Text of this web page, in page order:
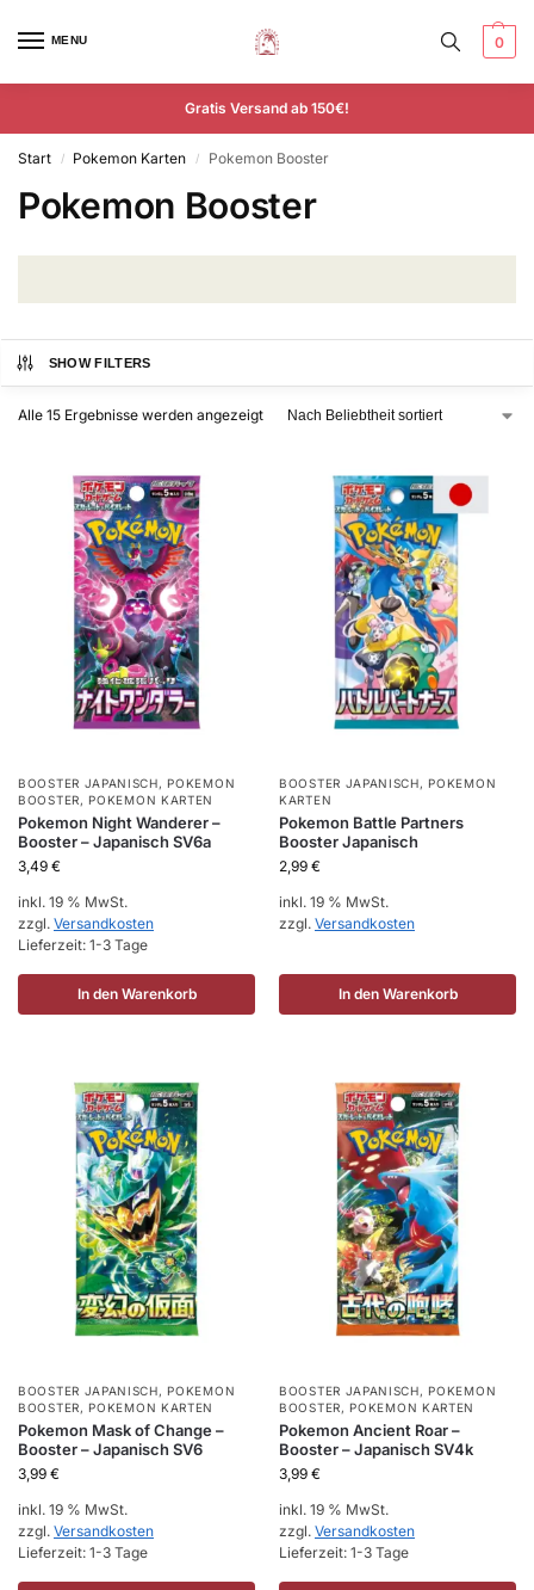
MENU 0
Gratis Versand ab 150€!
Start / Pokemon Karten / Pokemon Booster
Pokemon Booster
SHOW FILTERS
Alle 15 Ergebnisse werden angezeigt
BOOSTER JAPANISCH, POKEMON
BOOSTER, POKEMON KARTEN
Pokemon Night Wanderer –
Booster – Japanisch SV6a
3,49 €
inkl. 19 % MwSt.
zzgl. Versandkosten
Lieferzeit: 1-3 Tage
In den Warenkorb
BOOSTER JAPANISCH, POKEMON
KARTEN
Pokemon Battle Partners
Booster Japanisch
2,99 €
inkl. 19 % MwSt.
zzgl. Versandkosten
In den Warenkorb
BOOSTER JAPANISCH,POKEMON
BOOSTER,POKEMON KARTEN
Pokemon Mask of Change –
Booster – Japanisch SV6
3,99 €
inkl. 19 % MwSt.
zzgl. Versandkosten
Lieferzeit: 1-3 Tage
BOOSTER JAPANISCH,POKEMON
BOOSTER,POKEMON KARTEN
Pokemon Ancient Roar –
Booster – Japanisch SV4k
3,99 €
inkl. 19 % MwSt.
zzgl. Versandkosten
Lieferzeit: 1-3 Tage